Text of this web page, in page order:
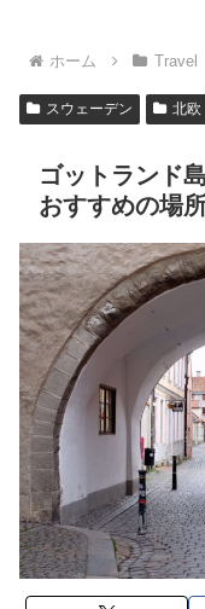
ホーム Travel
スウェーデン 北欧
ゴットランド
おすすめの場